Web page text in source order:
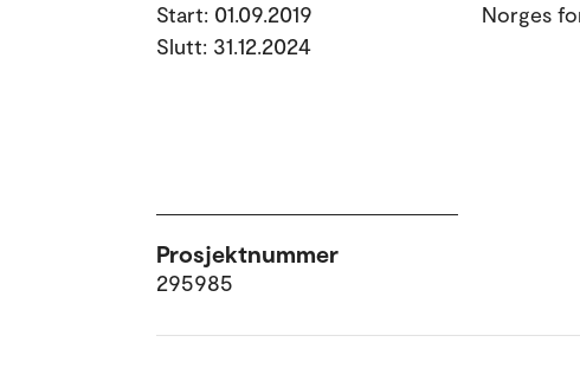
Start: 01.09.2019
Slutt: 31.12.2024
Norges
Prosjektnummer
295985